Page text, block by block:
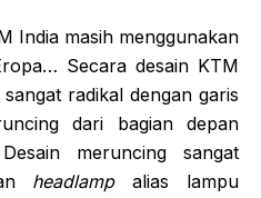
India masih menggunakan
Secara desain KTM
radikal dengan garis
dari bagian depan
meruncing sangat
headlampalias lampu